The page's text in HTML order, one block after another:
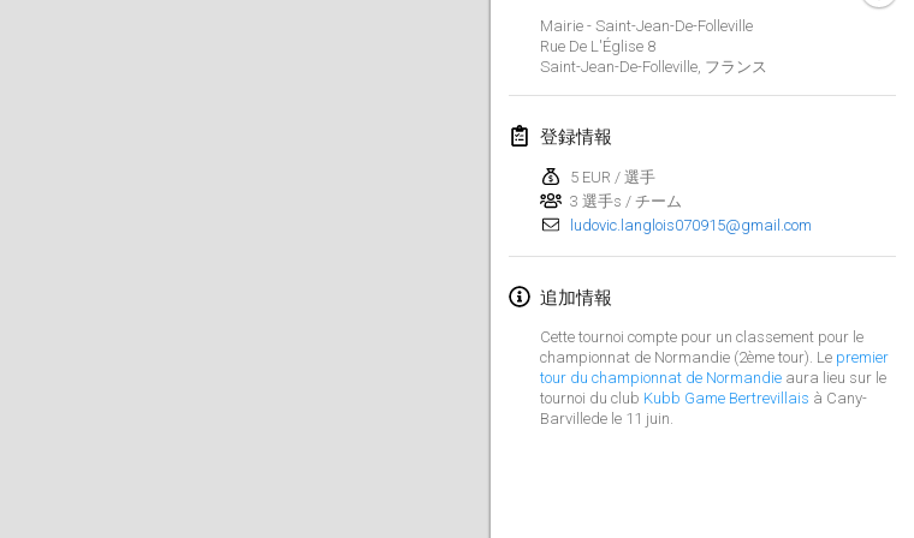
Mairie - Saint-Jean-De-Folleville
Rue De L'Église 8
Saint-Jean-De-Folleville, フランス
登録情報
5 EUR / 選手
3 選手s / チーム
ludovic.langlois070915@gmail.com
追加情報
Cette tournoi compte pour un classement pour le
championnat de Normandie(2ème tour). Le premier
tour du championnat de Normandieaura lieu sur le
tournoi du club Kubb Game Bertrevillais à Cany-
Barvillede le 11 juin.
2022年3月
Kubbezen Indoor Kubb Tornooi
2022年3月12日
Spring Has Sprung
2022年3月12日
2022年3月26日
2022年4月
Kubbtornooi De Rode Lantaarn